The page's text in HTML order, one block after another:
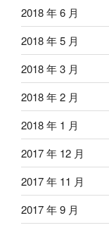
2018 年 6 月
2018 年 5 月
2018 年 3 月
2018 年 2 月
2018 年 1 月
2017 年 12 月
2017 年 11 月
2017 年 9 月